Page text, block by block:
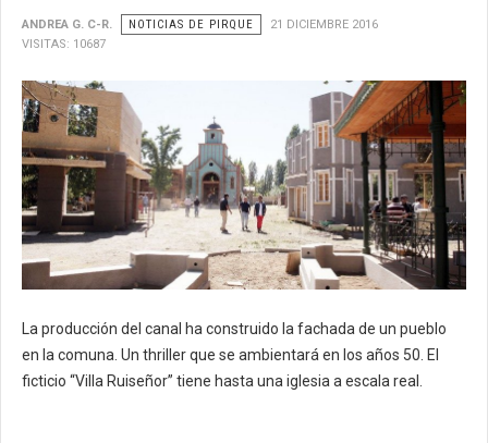
ANDREA G. C-R. NOTICIAS DE PIRQUE
21 DICIEMBRE 2016
VISITAS: 10687
La producción del canal ha construido la fachada de un pueblo
en la comuna. Un thriller que se ambientará en los años 50. El
ficticio “Villa Ruiseñor” tiene hasta una iglesia a escala real.